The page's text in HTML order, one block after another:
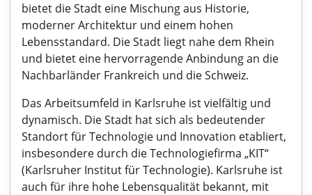
bietet die Stadt eine Mischung aus Historie,
moderner Architektur und einem hohen
Lebensstandard. Die Stadt liegt nahe dem Rhein
und bietet eine hervorragende Anbindung an die
Nachbarländer Frankreich und die Schweiz.
Das Arbeitsumfeld in Karlsruhe ist vielfältig und
dynamisch. Die Stadt hat sich als bedeutender
Standort für Technologie und Innovation etabliert,
insbesondere durch die Technologiefirma „KIT“
(Karlsruher Institut für Technologie). Karlsruhe ist
auch für ihre hohe Lebensqualität bekannt, mit